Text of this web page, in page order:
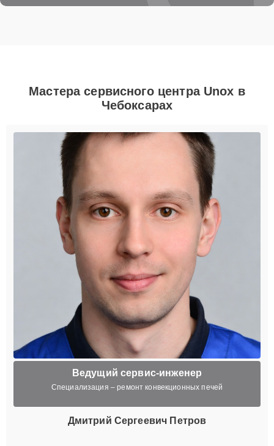
Мастера сервисного центра Unox в
Чебоксарах
Ведущий сервис-инженер
Специализация – ремонт конвекционных печей
Дмитрий Сергеевич Петров